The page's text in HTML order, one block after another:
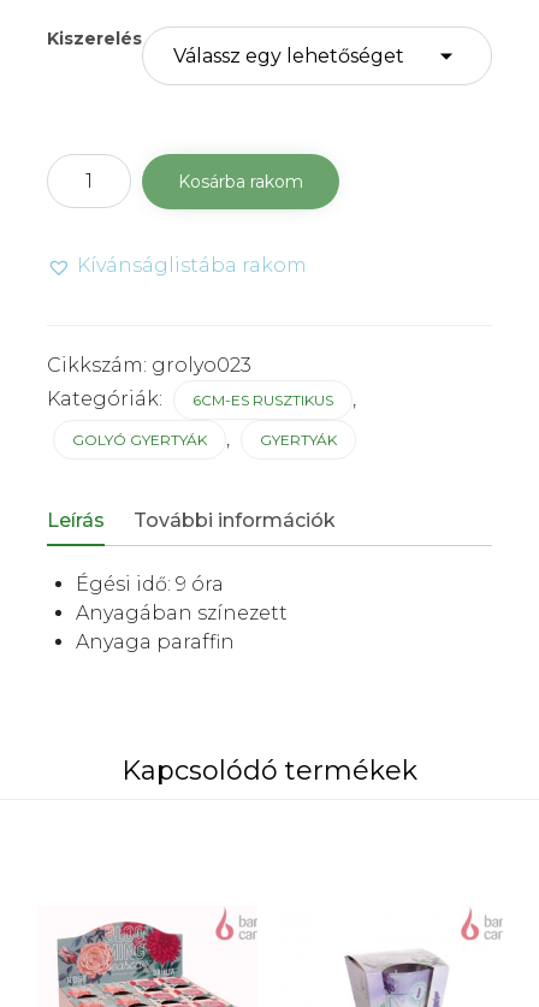
3
480Ft
640Ft
Kiszerelés
Golyó
gyertya
es
Kosárba rakom
Kívánságlistába rakom
Cikkszám: grolyo023
Kategóriák:
6CM-ES RUSZTIKUS ,
GOLYÓ GYERTYÁK , GYERTYÁK
Leírás További információk
Égési idő: 9 óra
Anyagában színezett
Anyaga paraffin
Kapcsolódó termékek